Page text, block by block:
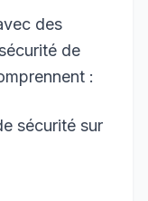
des
de
:
sécurité sur